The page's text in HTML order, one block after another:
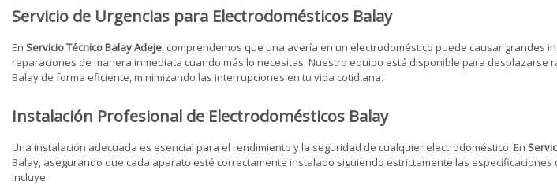
Servicio de Urgencias para Electrodomésticos Balay
En Servicio Técnico Balay Adeje, comprendemos que una avería en un electrodoméstico puede causar grandes
reparaciones de manera inmediata cuando más lo necesitas. Nuestro equipo está disponible para
Balay de forma eficiente, minimizando las interrupciones en tu vida cotidiana.
Instalación Profesional de Electrodomésticos Balay
Una instalación adecuada es esencial para el rendimiento y la seguridad de cualquier electrodoméstico. En
Balay, asegurando que cada aparato esté correctamente instalado siguiendo estrictamente las
incluye: